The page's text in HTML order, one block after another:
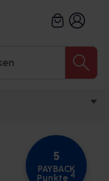
5
PAYBACK
Punkte 4